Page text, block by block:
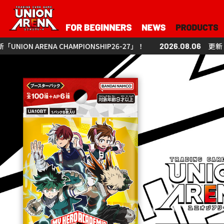
CHAMPIONSHIP26-27」！ 2026.08.06 更新「UNION